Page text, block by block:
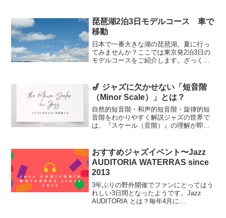
琵琶湖2泊3日モデルコース 車で
移動
日本で一番大きな湖の琵琶湖。夏に行っ
てみませんか？ここでは東京発2泊3日の
モデルコースをご紹介します。ざっくり
東京駅から名古屋駅へまずは早朝に東京
駅から東海道新幹線で名...
🎷 ジャズに欠かせない「短音階
（Minor Scale）」とは？
自然的短音階・和声的短音階・旋律的短
音階をわかりやすく解説ジャズの世界で
は、『スケール（音階）』の理解が即興
Scale）」は、ブルージーで深みのある響
きを作...
おすすめジャズイベント〜Jazz
AUDITORIA WATERRAS since
2013
3年ぶりの野外開催でファンにとってはう
れしい3日間となったようです。Jazz
AUDITORIA とは？毎年4月に